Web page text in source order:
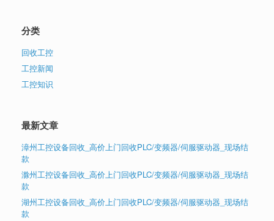
分类
回收工控
工控新闻
工控知识
最新文章
漳州工控设备回收_高价上门回收PLC/变频器/伺服驱动器_现场结
款
滁州工控设备回收_高价上门回收PLC/变频器/伺服驱动器_现场结
款
湖州工控设备回收_高价上门回收PLC/变频器/伺服驱动器_现场结
款